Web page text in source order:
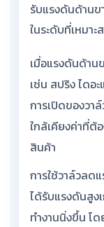
รับแรงดันด้านข
ในระดับที่เหมา
เมื่อแรงดันด้าน
เช่น สปริง ไดอ
การเปิดของวา
ใกล้เคียงค่าที่ต้
สินค้า
การใช้วาล์วลด
ได้รับแรงดันสูง
ทำงานนิ่งขึ้น โ